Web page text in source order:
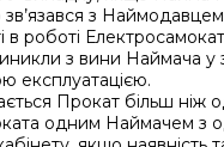
з Наймодавцем,
в роботі
з вини Наймача у
експлуатацією.
Прокат більш ніж
одним Наймачем з